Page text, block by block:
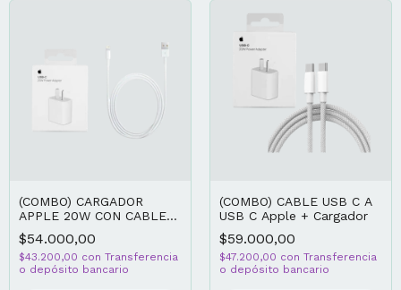
(COMBO) CARGADOR
APPLE 20W CON CABLE
APPLE USB-C LIGHTNING
CARGA RÁPIDA 1M
$54.000,00
$43.200,00 con Transferencia
o depósito bancario
(COMBO) CABLE USB C A
USB C Apple + Cargador
$59.000,00
$47.200,00 con Transferencia
o depósito bancario